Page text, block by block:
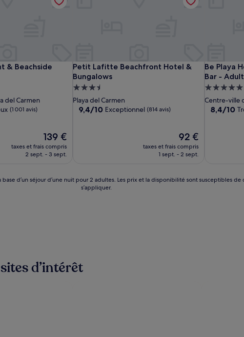
& Beachside
& Beachside Condo Hotel
del Carmen
(1 001 avis)
Le
nouveau
prix
139 €
139 €
taxes et frais compris
2 sept. - 3 sept.
Petit Lafitte Beachfront Hotel &
Bungalows
Petit Lafitte Beachfront Hotel & Bungalows
Hébergement
3.5 étoiles
Playa del Carmen
9.4
9,4/10 Exceptionnel (814 avis)
Le
nouveau
prix
92 €
92 €
taxes et frais compris
1 sept. - 2 sept.
Be Playa
Bar -
Be Playa
5.0 étoiles
Centre-ville
8.4
8,4/10
d’un séjour d’une nuit pour 2 adultes. Les prix et la disponibilité sont susceptibles
s’appliquer.
d’intérêt